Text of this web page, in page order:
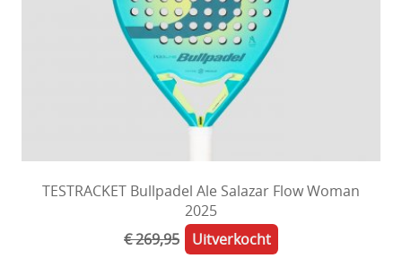
TESTRACKET Bullpadel Ale Salazar Flow Woman
2025
€ 269,95
Uitverkocht